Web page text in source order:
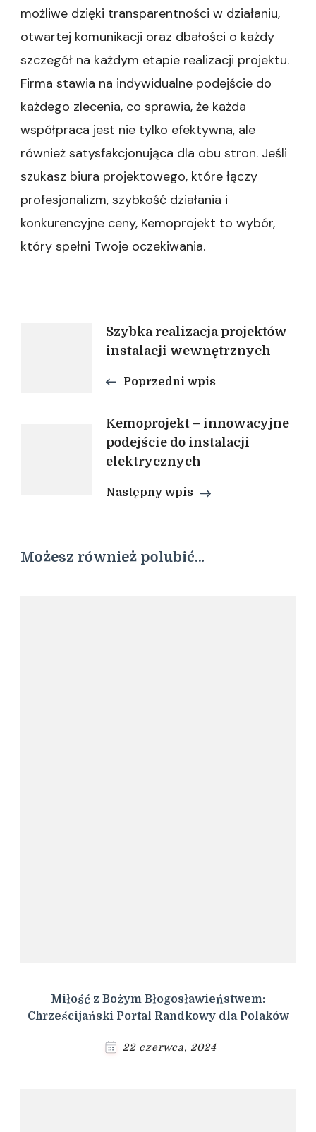
możliwe dzięki transparentności w działaniu,
otwartej komunikacji oraz dbałości o każdy
szczegół na każdym etapie realizacji projektu.
Firma stawia na indywidualne podejście do
każdego zlecenia, co sprawia, że każda
współpraca jest nie tylko efektywna, ale
również satysfakcjonująca dla obu stron. Jeśli
szukasz biura projektowego, które łączy
profesjonalizm, szybkość działania i
konkurencyjne ceny, Kemoprojekt to wybór,
który spełni Twoje oczekiwania.
Nawigacja
wpisu
Szybka realizacja projektów
instalacji wewnętrznych
Poprzedni wpis
Kemoprojekt – innowacyjne
podejście do instalacji
elektrycznych
Następny wpis
Możesz również polubić…
Miłość z Bożym Błogosławieństwem:
Chrześcijański Portal Randkowy dla Polaków
22 czerwca, 2024